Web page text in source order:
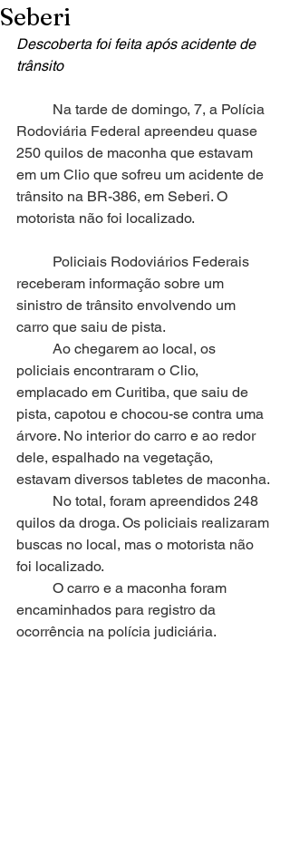
Seberi
Descoberta foi feita após acidente de
trânsito
Rodoviária Federal apreendeu quase
250 quilos de maconha que estavam
em um Clio que sofreu um acidente de
trânsito na BR-386, em Seberi. O
motorista não foi localizado.
receberam informação sobre um
sinistro de trânsito envolvendo um
carro que saiu de pista.
policiais encontraram o Clio,
emplacado em Curitiba, que saiu de
pista, capotou e chocou-se contra uma
árvore. No interior do carro e ao redor
dele, espalhado na vegetação,
estavam diversos tabletes de maconha.
quilos da droga. Os policiais realizaram
buscas no local, mas o motorista não
foi localizado.
encaminhados para registro da
ocorrência na polícia judiciária.